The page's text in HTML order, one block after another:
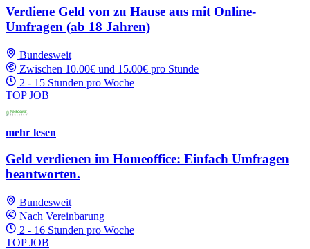
Verdiene Geld von zu Hause aus mit Online-
Umfragen (ab 18 Jahren)
Bundesweit
Zwischen 10.00€ und 15.00€ pro Stunde
2 - 15 Stunden pro Woche
TOP JOB
mehr lesen
Geld verdienen im Homeoffice: Einfach Umfragen
beantworten.
Bundesweit
Nach Vereinbarung
2 - 16 Stunden pro Woche
TOP JOB